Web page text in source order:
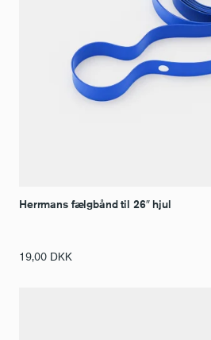
Herrmans fælgbånd til 26″ hjul
19,00 DKK